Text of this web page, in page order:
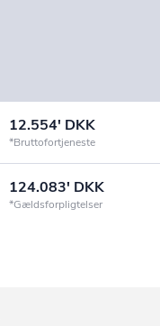
12.554' DKK
*Bruttofortjeneste
124.083' DKK
*Gældsforpligtelser